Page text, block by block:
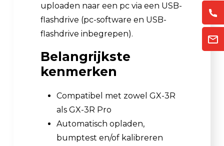
uploaden naar een pc via een USB-
flashdrive (pc-software en USB-
flashdrive inbegrepen).
Belangrijkste
kenmerken
Compatibel met zowel GX-3R
als GX-3R Pro
Automatisch opladen,
bumptest en/of kalibreren